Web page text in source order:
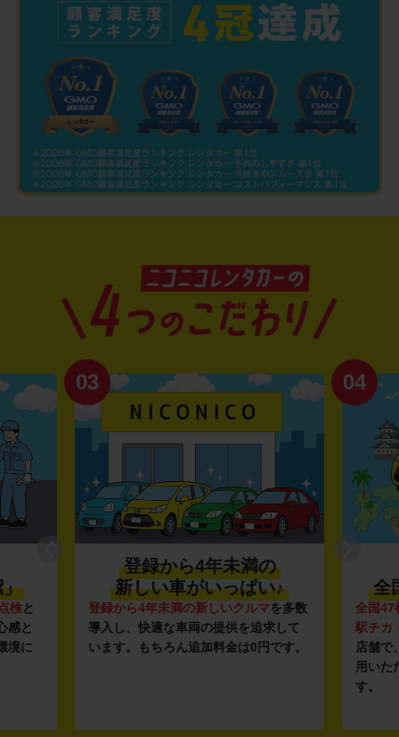
」
検と
感と
境に
03
登録から4年未満の
新しい車がいっぱい♪
登録から4年未満の新しいクルマを多数
導入し、快適な車両の提供を追求して
います。もちろん追加料金は0円です。
04
全
全国47
駅チカ
店舗で
用いた
す。